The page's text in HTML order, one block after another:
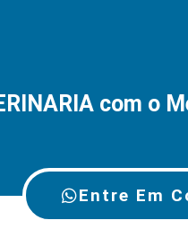
com o
Entre Em